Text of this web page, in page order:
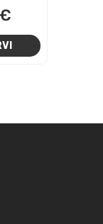
€